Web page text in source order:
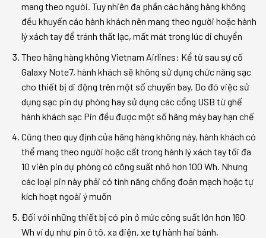
mang theo người. Tuy nhiên đa phần các hãng hàng không
đều khuyến cáo hành khách nên mang theo người hoặc hành
lý xách tay để tránh thất lạc, mất mát trong lúc di chuyển
Theo hãng hàng không Vietnam Airlines: Kể từ sau sự cố
Galaxy Note7, hành khách sẽ không sử dụng chức năng sạc
cho thiết bị di động trên một số chuyến bay. Do đó việc sử
dụng sạc pin dự phòng hay sử dụng các cổng USB từ ghế
hành khách sạc Pin đều được một số hãng máy bay hạn chế
Cũng theo quy định của hãng hàng không này, hành khách có
thể mang theo người hoặc cất trong hành lý xách tay tối đa
10 viên pin dự phòng có công suất nhỏ hơn 100 Wh. Nhưng
các loại pin này phải có tính năng chống đoản mạch hoặc tự
kích hoạt ngoài ý muốn
Đối với những thiết bị có pin ở mức công suất lớn hơn 160
Wh ví dụ như pin ô tô, xa điện, xe tự hành hai bánh,